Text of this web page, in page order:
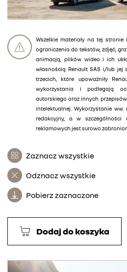
Wszelkie materiały na tej stronie
ograniczenia do tekstów, zdjęć,
animacją, plików wideo i ich
własnością Renault SAS i/lub jej
trzecich, które upoważniły
wykorzystania i podlegają
autorskiego oraz innych
intelektualnej. Wykorzystanie
redakcyjny, a w
reklamowych jest surowo
Zaznacz wszystkie
Odznacz wszystkie
Pobierz zaznaczone
Dodaj do koszyka